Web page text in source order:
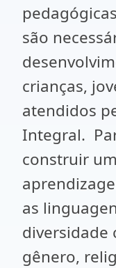
são
crianças,
atendidos
Integral.
construir
as
diversidade
gênero,